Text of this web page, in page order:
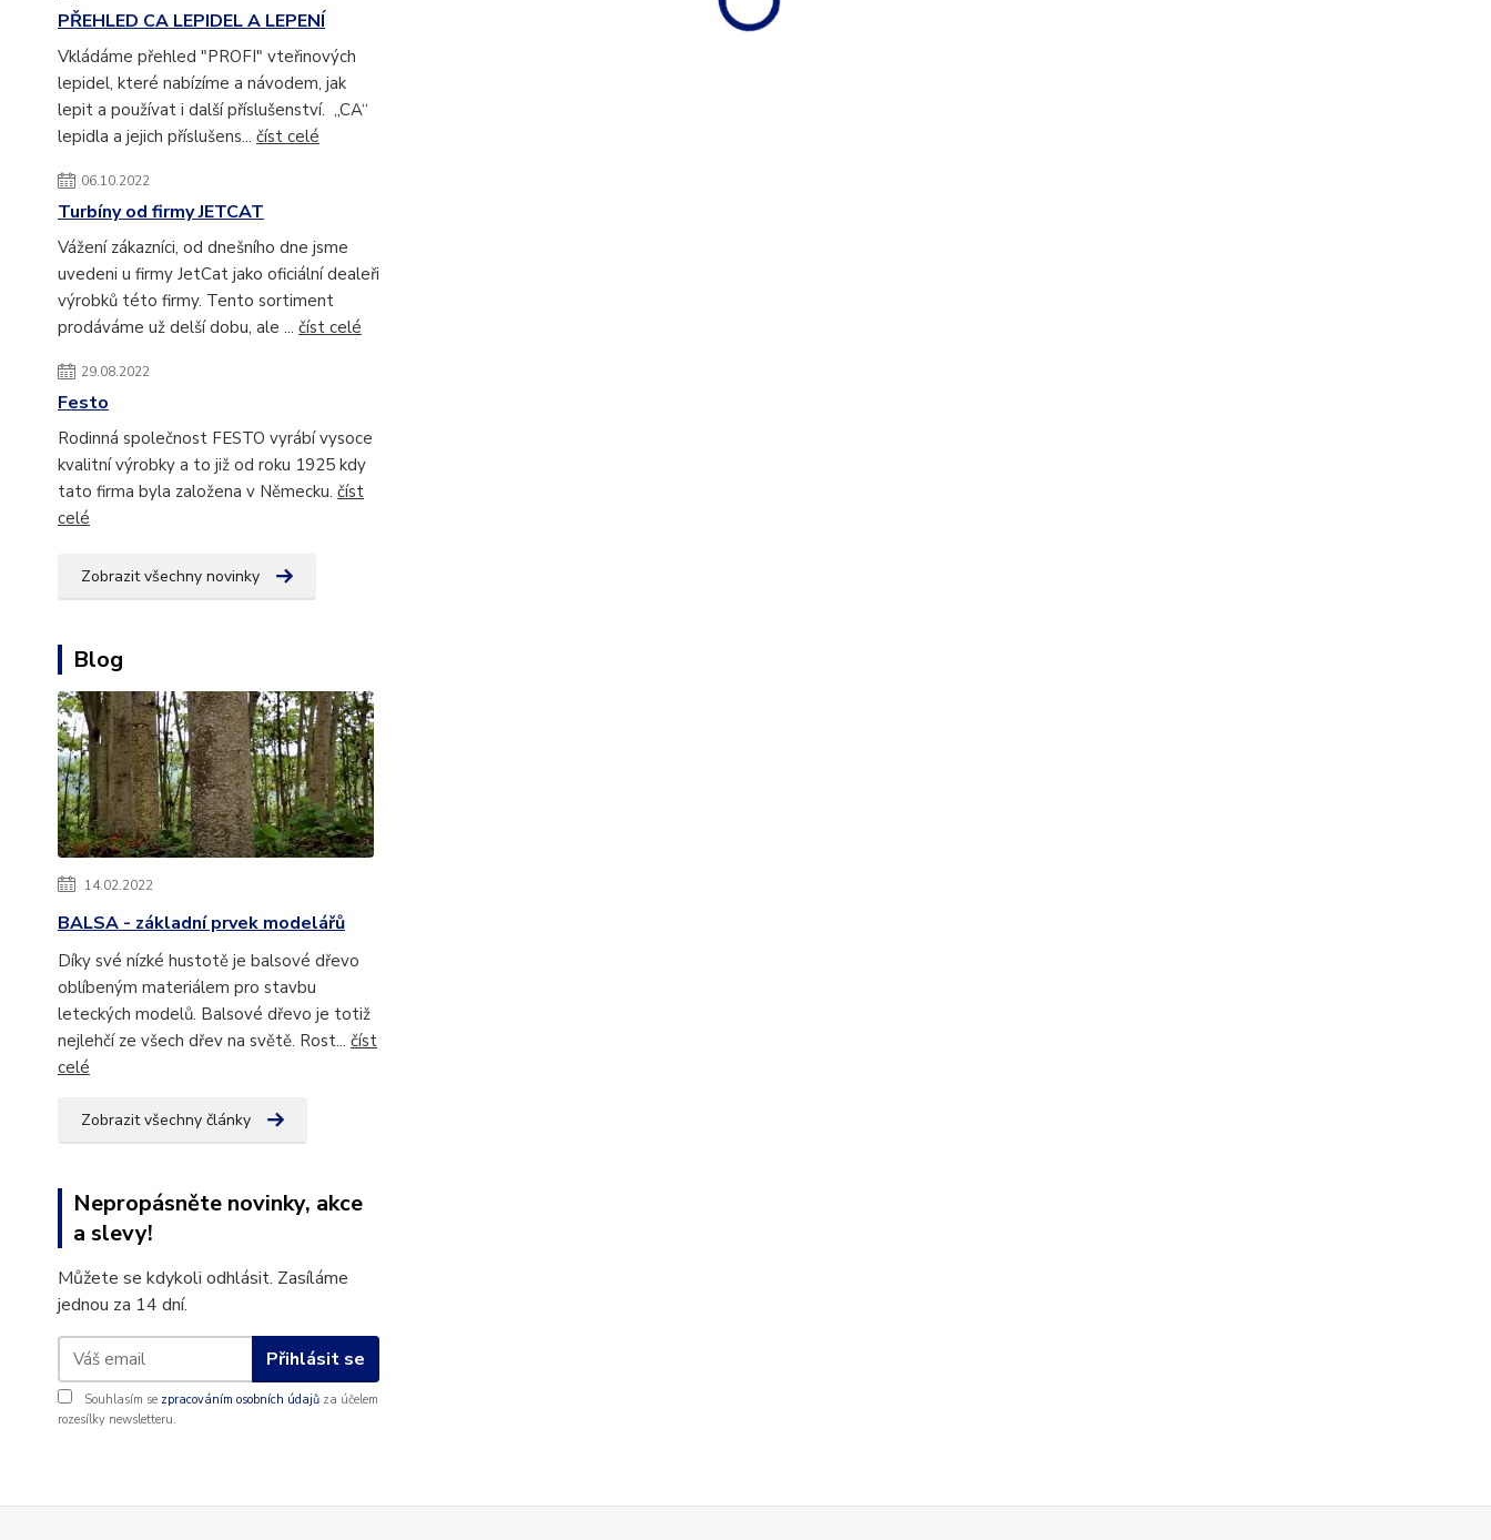
PŘEHLED CA LEPIDEL A LEPENÍ
Vkládáme přehled "PROFI" vteřinových
lepidel, které nabízíme a návodem, jak
lepit a používat i další příslušenství. „CA“
lepidla a jejich příslušens... číst celé
06.10.2022
Turbíny od firmy JETCAT
Vážení zákazníci, od dnešního dne jsme
uvedeni u firmy JetCat jako oficiální dealeři
výrobků této firmy. Tento sortiment
prodáváme už delší dobu, ale ... číst celé
29.08.2022
Festo
Rodinná společnost FESTO vyrábí vysoce
kvalitní výrobky a to již od roku 1925 kdy
tato firma byla založena v Německu. číst
celé
Zobrazit všechny novinky
Blog
14.02.2022
BALSA - základní prvek modelářů
Díky své nízké hustotě je balsové dřevo
oblíbeným materiálem pro stavbu
leteckých modelů. Balsové dřevo je totiž
nejlehčí ze všech dřev na světě. Rost... číst
celé
Zobrazit všechny články
Nepropásněte novinky, akce
a slevy!
Můžete se kdykoli odhlásit. Zasíláme
jednou za 14 dní.
Přihlásit se
Souhlasím se zpracováním osobních údajů za účelem
rozesílky newsletteru.